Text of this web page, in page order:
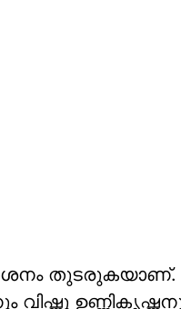
തുടരുകയാണ്.
വിഷ്ണു